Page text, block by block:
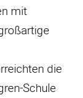
mit
die
Schule